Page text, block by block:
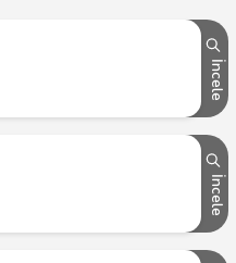
İncele
İncele